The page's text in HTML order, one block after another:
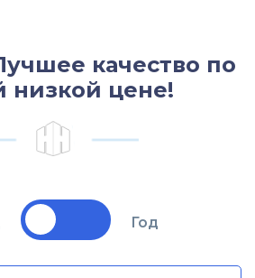
качество по
низкой цене!
Год